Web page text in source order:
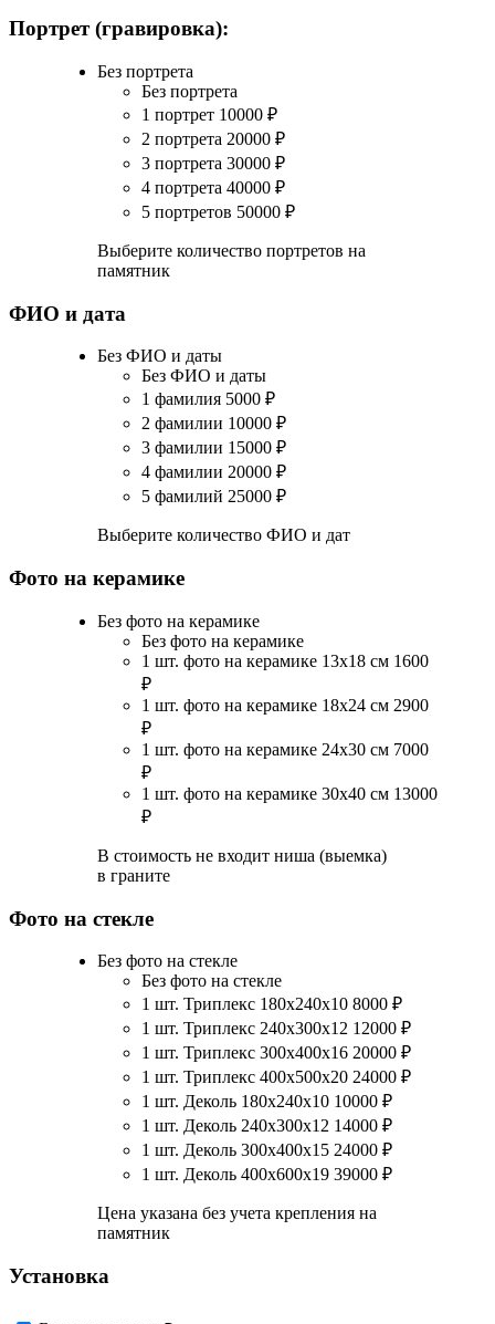
Портрет (гравировка):
Без портрета
Без портрета
1 портрет 10000 ₽
2 портрета 20000 ₽
3 портрета 30000 ₽
4 портрета 40000 ₽
5 портретов 50000 ₽
Выберите количество портретов на
памятник
ФИО и дата
Без ФИО и даты
Без ФИО и даты
1 фамилия 5000 ₽
2 фамилии 10000 ₽
3 фамилии 15000 ₽
4 фамилии 20000 ₽
5 фамилий 25000 ₽
Выберите количество ФИО и дат
Фото на керамике
Без фото на керамике
Без фото на керамике
1 шт. фото на керамике 13х18 см 1600
₽
1 шт. фото на керамике 18х24 см 2900
₽
1 шт. фото на керамике 24х30 см 7000
₽
1 шт. фото на керамике 30х40 см 13000
₽
В стоимость не входит ниша (выемка)
в граните
Фото на стекле
Без фото на стекле
Без фото на стекле
1 шт. Триплекс 180х240х10 8000 ₽
1 шт. Триплекс 240х300х12 12000 ₽
1 шт. Триплекс 300х400х16 20000 ₽
1 шт. Триплекс 400х500х20 24000 ₽
1 шт. Деколь 180х240х10 10000 ₽
1 шт. Деколь 240х300х12 14000 ₽
1 шт. Деколь 300х400х15 24000 ₽
1 шт. Деколь 400х600х19 39000 ₽
Цена указана без учета крепления на
памятник
Установка